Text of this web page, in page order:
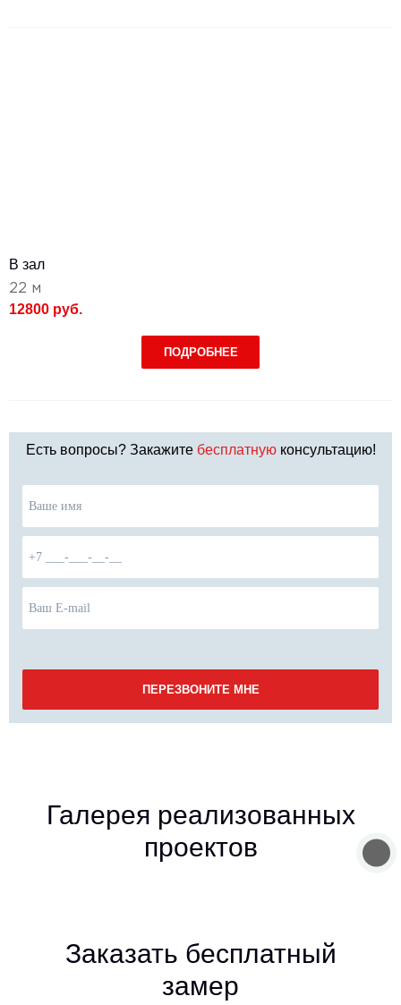
В зал
22 м
12800 руб.
ПОДРОБНЕЕ
Есть вопросы? Закажите бесплатнуюконсультацию!
Галерея реализованных
проектов
Заказать бесплатный
замер